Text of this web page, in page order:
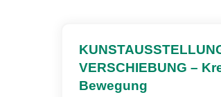
VERSCHIEBUNG –
Bewegung